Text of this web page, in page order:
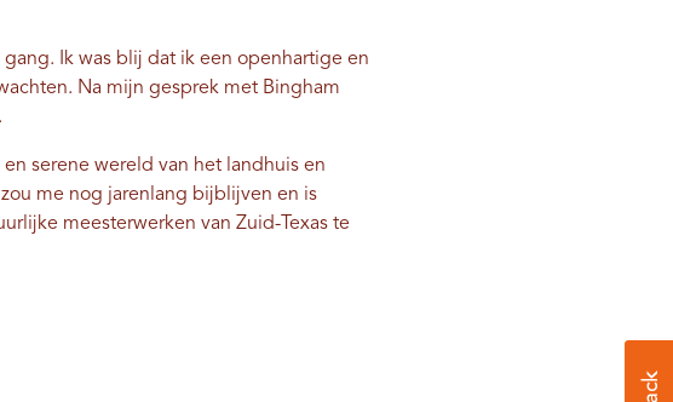
Ik was blij dat ik een openhartige en
Na mijn gesprek met Bingham
serene wereld van het landhuis en
me nog jarenlang bijblijven en is
meesterwerken van Zuid-Texas te